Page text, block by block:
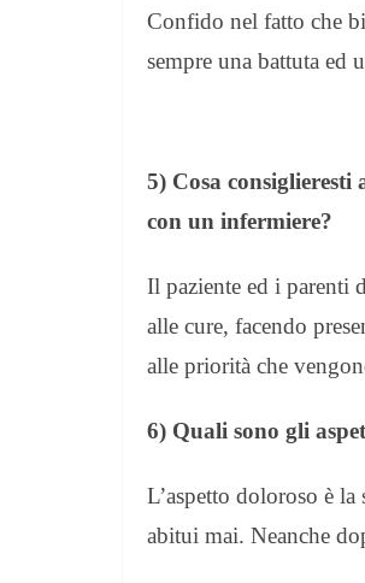
Confido nel fatto che
sempre una battuta ed
5) Cosa
con un infermiere?
Il paziente ed i parenti
alle cure, facendo
alle priorità che
6) Quali sono gli
L’aspetto doloroso è
abitui mai. Neanche